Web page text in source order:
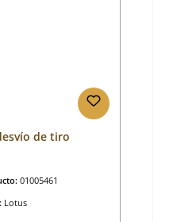
de tiro
01005461
Lotus